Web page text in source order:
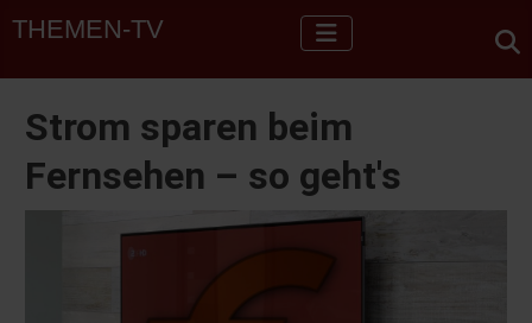
THEMEN-TV
Strom sparen beim
Fernsehen – so geht's